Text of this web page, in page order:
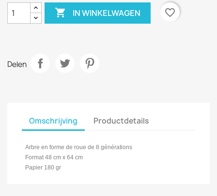
 IN WINKELWAGEN favorite_border
Delen
Omschrijving Productdetails
Arbre en forme de roue de 8 générations
Format 48 cm x 64 cm
Papier 180 gr